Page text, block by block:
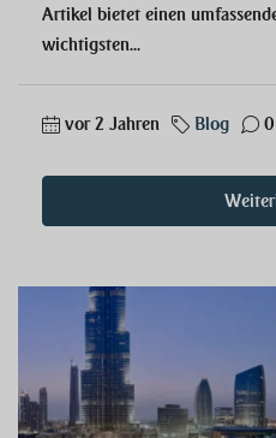
Artikel bietet einen
wichtigsten...
vor 2 Jahren Blog 0